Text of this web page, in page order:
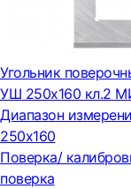
Угольник
УШ 250х160 кл.2
Диапазон
250х160
Поверка/
поверка